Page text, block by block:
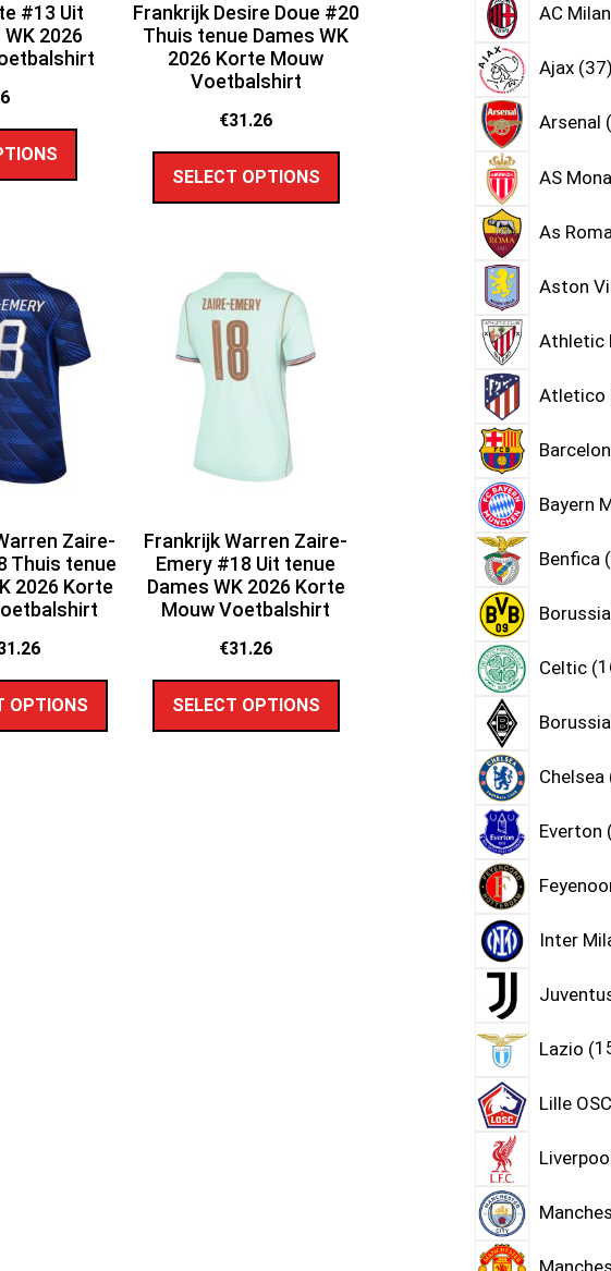
#13 Uit
2026
Frankrijk Desire Doue #20
Thuis tenue Dames WK
2026 Korte Mouw
Voetbalshirt
€31.26
SELECT OPTIONS
Zaire-
Thuis tenue
2026 Korte
OPTIONS
Frankrijk Warren Zaire-
Emery #18 Uit tenue
Dames WK 2026 Korte
Mouw Voetbalshirt
€31.26
SELECT OPTIONS
AC Milan
Ajax 37
Arsenal
AS
As Roma
Aston
Athletic
Atletico
Bayern
Benfica
Celtic
Chelsea
Everton
Inter
Lazio
Lille OSC